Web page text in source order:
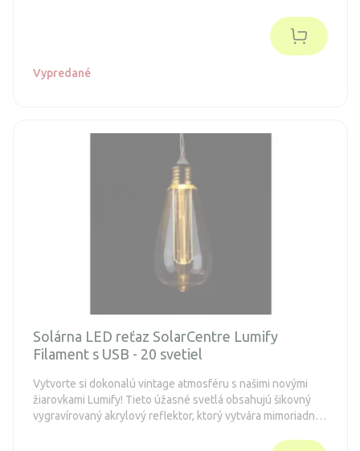
Vypredané
Solárna LED reťaz SolarCentre Lumify
Filament s USB - 20 svetiel
Vytvorte si dokonalú vintage atmosféru s našimi novými
žiarovkami Lumify! Tieto úžasné svetlá obsahujú šikovný
vygravírovaný akrylový reflektor, ktorý vytvára mimoriadne